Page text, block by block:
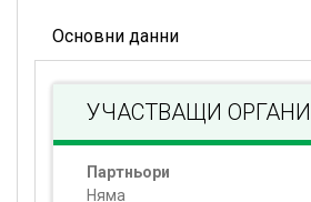
Основни данни
УЧАСТВАЩИ
Партньори
Няма